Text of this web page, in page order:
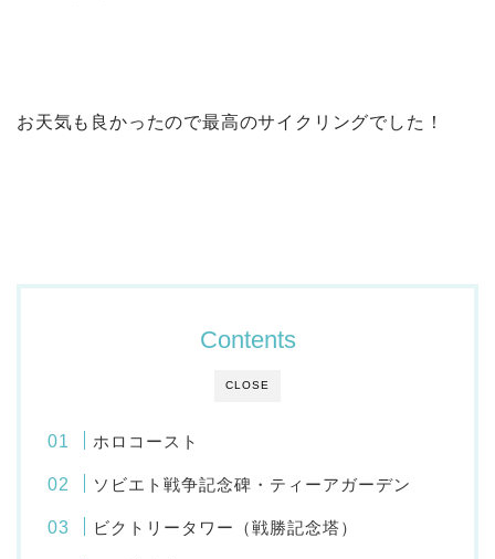
お天気も良かったので最高のサイクリングでした！
CLOSE
Contents
ホロコースト
ソビエト戦争記念碑・ティーアガーデン
ビクトリータワー（戦勝記念塔）